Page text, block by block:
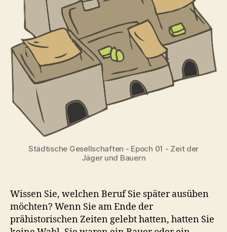
Städtische Gesellschaften - Epoch 01 - Zeit der
Jäger und Bauern
Wissen Sie, welchen Beruf Sie später ausüben
möchten? Wenn Sie am Ende der
prähistorischen Zeiten gelebt hatten, hatten Sie